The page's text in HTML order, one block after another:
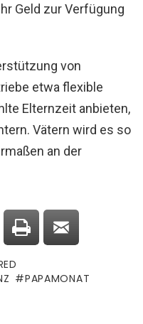
Geld zur Verfügung
von
etwa flexible
Elternzeit anbieten,
Vätern wird es so
an der
PAPAMONAT